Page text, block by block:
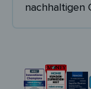
nachhaltigen